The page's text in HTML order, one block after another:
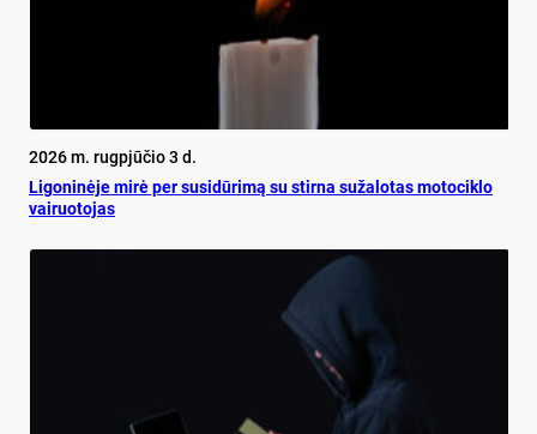
2026 m. rugpjūčio 3 d.
Ligoninėje mirė per susidūrimą su stirna sužalotas motociklo
vairuotojas